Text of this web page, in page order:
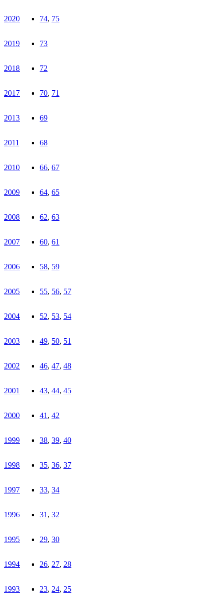
2020 74, 75
2019 73
2018 72
2017 70, 71
2013 69
2011 68
2010 66, 67
2009 64, 65
2008 62, 63
2007 60, 61
2006 58, 59
2005 55, 56, 57
2004 52, 53, 54
2003 49, 50, 51
2002 46, 47, 48
2001 43, 44, 45
2000 41 , 42
1999 38, 39, 40
1998 35, 36, 37
1997 33, 34
1996 31 , 32
1995 29, 30
1994 26, 27, 28
1993 23, 24, 25